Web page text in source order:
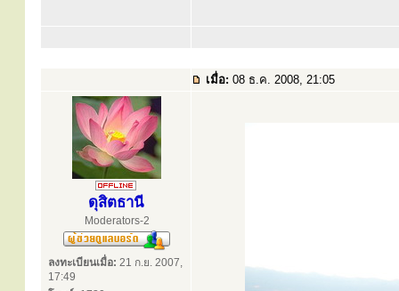
เมื่อ: 08 ธ.ค. 2008, 21:05
ดุสิตธานี
Moderators-2
ลงทะเบียนเมื่อ: 21 ก.ย. 2007,
17:49